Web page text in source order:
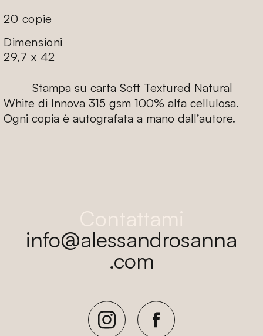
20 copie
Dimensioni
29,7 x 42
Stampa su carta Soft Textured Natural
White di Innova 315 gsm 100% alfa cellulosa.
Ogni copia è autografata a mano dall’autore.
info@alessandrosanna
.com